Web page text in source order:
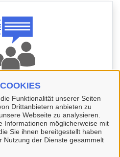
Funktionalität unserer Seiten
Drittanbietern anbieten zu
Webseite zu analysieren.
Informationen möglicherweise mit
Sie ihnen bereitgestellt haben
Nutzung der Dienste gesammelt